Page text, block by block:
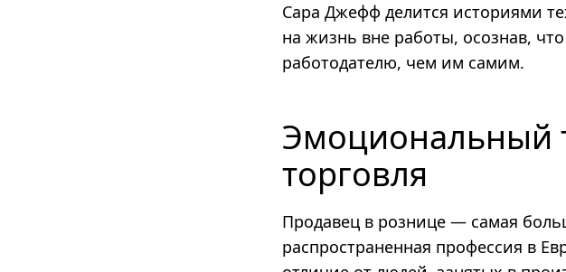
Сара Джефф делится историями
на жизнь вне работы, осознав,
работодателю, чем им самим.
Эмоциональный
торговля
Продавец в рознице — самая
распространенная профессия в